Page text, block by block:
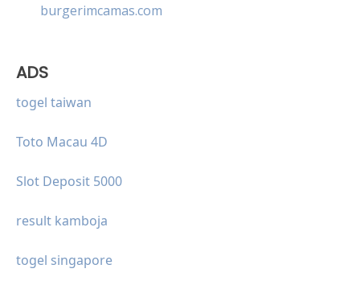
burgerimcamas.com
ADS
togel taiwan
Toto Macau 4D
Slot Deposit 5000
result kamboja
togel singapore